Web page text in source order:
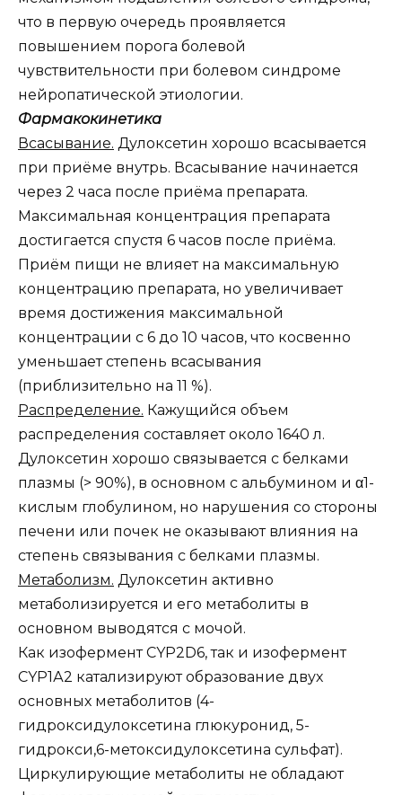
что в первую очередь проявляется
повышением порога болевой
чувствительности при болевом синдроме
нейропатической этиологии.
Фармакокинетика
Всасывание. Дулоксетин хорошо всасывается
при приёме внутрь. Всасывание начинается
через 2 часа после приёма препарата.
Максимальная концентрация препарата
достигается спустя 6 часов после приёма.
Приём пищи не влияет на максимальную
концентрацию препарата, но увеличивает
время достижения максимальной
концентрации с 6 до 10 часов, что косвенно
уменьшает степень всасывания
(приблизительно на 11 %).
Распределение. Кажущийся объем
распределения составляет около 1640 л.
Дулоксетин хорошо связывается с белками
плазмы (> 90%), в основном с альбумином и α1-
кислым глобулином, но нарушения со стороны
печени или почек не оказывают влияния на
степень связывания с белками плазмы.
Метаболизм. Дулоксетин активно
метаболизируется и его метаболиты в
основном выводятся с мочой.
Как изофермент CYP2D6, так и изофермент
CYP1А2 катализируют образование двух
основных метаболитов (4-
гидроксидулоксетина глюкуронид, 5-
гидрокси,6-метоксидулоксетина сульфат).
Циркулирующие метаболиты не обладают